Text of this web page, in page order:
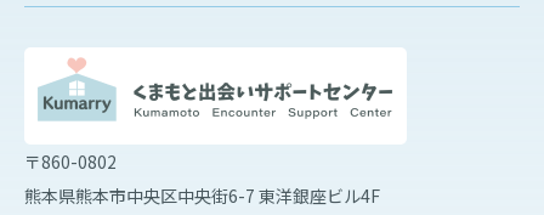
〒860-0802
熊本県熊本市中央区中央街6-7 東洋銀座ビル4F